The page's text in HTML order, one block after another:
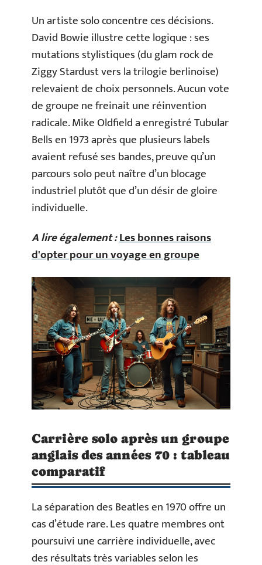
Un artiste solo concentre ces décisions.
David Bowie illustre cette logique : ses
mutations stylistiques (du glam rock de
Ziggy Stardust vers la trilogie berlinoise)
relevaient de choix personnels. Aucun vote
de groupe ne freinait une réinvention
radicale. Mike Oldfield a enregistré Tubular
Bells en 1973 après que plusieurs labels
avaient refusé ses bandes, preuve qu’un
parcours solo peut naître d’un blocage
industriel plutôt que d’un désir de gloire
individuelle.
A lire également :Les bonnes raisons
d'opter pour un voyage en groupe
Carrière solo après un groupe
anglais des années 70 : tableau
comparatif
La séparation des Beatles en 1970 offre un
cas d’étude rare. Les quatre membres ont
poursuivi une carrière individuelle, avec
des résultats très variables selon les